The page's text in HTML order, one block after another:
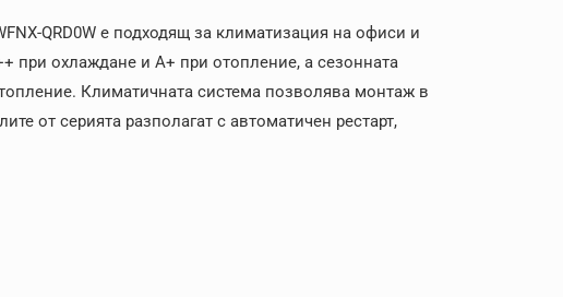
QRD0W е подходящ за климатизация на офиси и
при охлаждане и A+ при отопление, а сезонната
Климатичната система позволява монтаж в
от серията разполагат с автоматичен рестарт,